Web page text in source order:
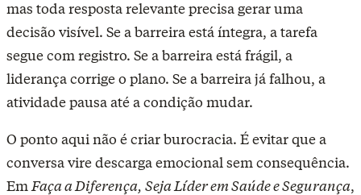
mas toda resposta relevante precisa gerar uma
decisão visível. Se a barreira está íntegra, a tarefa
segue com registro. Se a barreira está frágil, a
liderança corrige o plano. Se a barreira já falhou, a
atividade pausa até a condição mudar.
O ponto aqui não é criar burocracia. É evitar que a
conversa vire descarga emocional sem consequência.
Em Faça a Diferença, Seja Líder em Saúde e Segurança,